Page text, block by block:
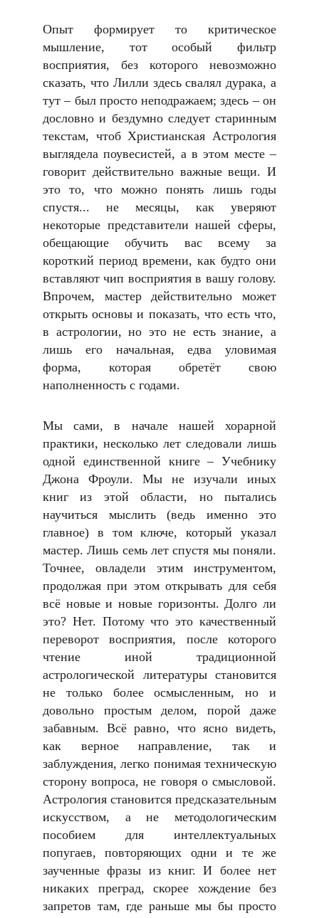
Опыт формирует то критическое
мышление, тот особый фильтр
восприятия, без которого невозможно
сказать, что Лилли здесь свалял дурака, а
тут – был просто неподражаем; здесь – он
дословно и бездумно следует старинным
текстам, чтоб Христианская Астрология
выглядела поувесистей, а в этом месте –
говорит действительно важные вещи. И
это то, что можно понять лишь годы
спустя... не месяцы, как уверяют
некоторые представители нашей сферы,
обещающие обучить вас всему за
короткий период времени, как будто они
вставляют чип восприятия в вашу голову.
Впрочем, мастер действительно может
открыть основы и показать, что есть что,
в астрологии, но это не есть знание, а
лишь его начальная, едва уловимая
форма, которая обретёт свою
наполненность с годами.
Мы сами, в начале нашей хорарной
практики, несколько лет следовали лишь
одной единственной книге – Учебнику
Джона Фроули. Мы не изучали иных
книг из этой области, но пытались
научиться мыслить (ведь именно это
главное) в том ключе, который указал
мастер. Лишь семь лет спустя мы поняли.
Точнее, овладели этим инструментом,
продолжая при этом открывать для себя
всё новые и новые горизонты. Долго ли
это? Нет. Потому что это качественный
переворот восприятия, после которого
чтение иной традиционной
астрологической литературы становится
не только более осмысленным, но и
довольно простым делом, порой даже
забавным. Всё равно, что ясно видеть,
как верное направление, так и
заблуждения, легко понимая техническую
сторону вопроса, не говоря о смысловой.
Астрология становится предсказательным
искусством, а не методологическим
пособием для интеллектуальных
попугаев, повторяющих одни и те же
заученные фразы из книг. И более нет
никаких преград, скорее хождение без
запретов там, где раньше мы бы просто